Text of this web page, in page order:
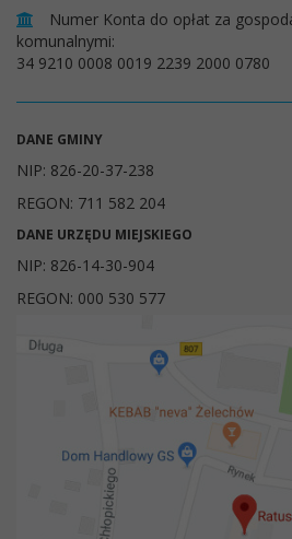
Numer Konta do opłat za
komunalnymi:
34 9210 0008 0019 2239 2000 0780
DANE GMINY
NIP: 826-20-37-238
REGON: 711 582 204
DANE URZĘDU MIEJSKIEGO
NIP: 826-14-30-904
REGON: 000 530 577